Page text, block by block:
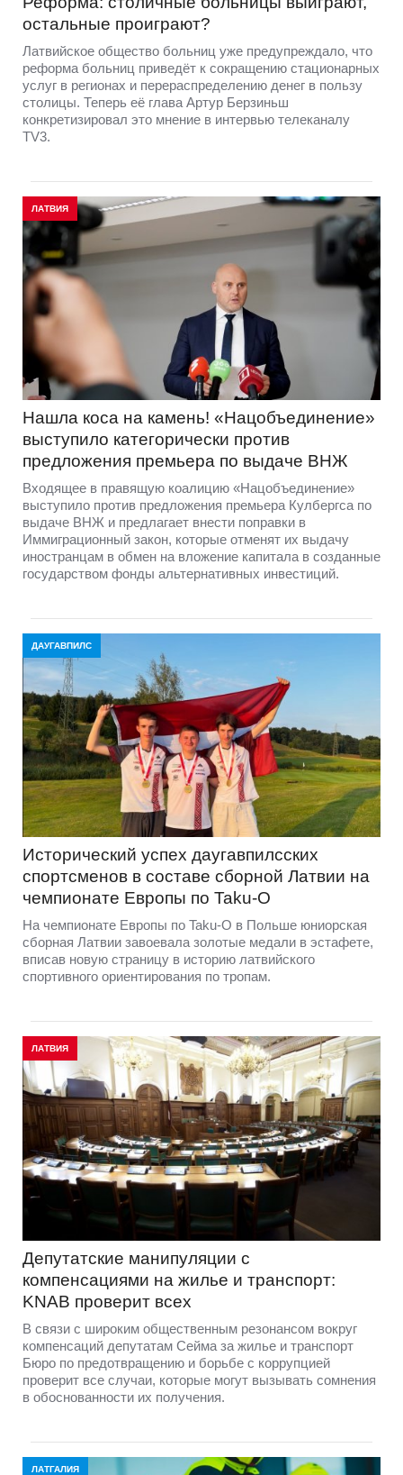
остальные проиграют?
Латвийское общество больниц уже предупреждало, что
реформа больниц приведёт к сокращению стационарных
услуг в регионах и перераспределению денег в пользу
столицы. Теперь её глава Артур Берзиньш
конкретизировал это мнение в интервью телеканалу
TV3.
ЛАТВИЯ
Нашла коса на камень! «Нацобъединение»
выступило категорически против
предложения премьера по выдаче ВНЖ
Входящее в правящую коалицию «Нацобъединение»
выступило против предложения премьера Кулбергса по
выдаче ВНЖ и предлагает внести поправки в
Иммиграционный закон, которые отменят их выдачу
иностранцам в обмен на вложение капитала в созданные
государством фонды альтернативных инвестиций.
ДАУГАВПИЛС
Исторический успех даугавпилсских
спортсменов в составе сборной Латвии на
чемпионате Европы по Taku-O
На чемпионате Европы по Taku-O в Польше юниорская
сборная Латвии завоевала золотые медали в эстафете,
вписав новую страницу в историю латвийского
спортивного ориентирования по тропам.
ЛАТВИЯ
Депутатские манипуляции с
компенсациями на жилье и транспорт:
KNAB проверит всех
В связи с широким общественным резонансом вокруг
компенсаций депутатам Сейма за жилье и транспорт
Бюро по предотвращению и борьбе с коррупцией
проверит все случаи, которые могут вызывать сомнения
в обоснованности их получения.
ЛАТГАЛИЯ